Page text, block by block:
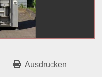
Ausdrucken